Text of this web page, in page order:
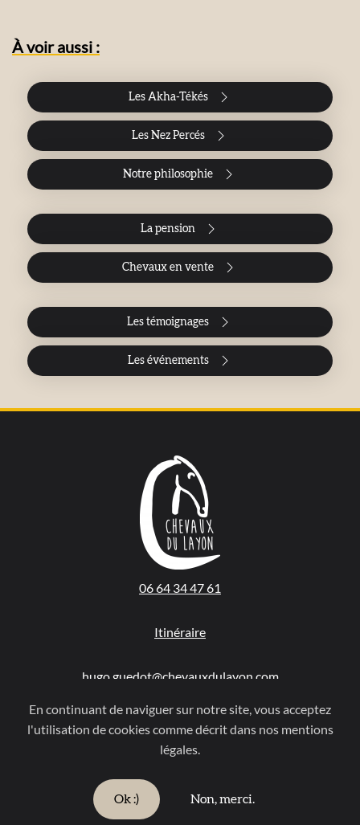
À voir aussi :
Les Akha-Tékés
Les Nez Percés
Notre philosophie
La pension
Chevaux en vente
Les témoignages
Les événements
06 64 34 47 61
Itinéraire
hugo.guedot@chevauxdulayon.com
Accueil
Notre philosophie
Contact
Mentions légales
Retrouvez nous sur —
En continuant de naviguer sur notre site, vous acceptez
l'utilisation de cookies comme décrit dans nos mentions
légales.
Ok :) Non, merci.